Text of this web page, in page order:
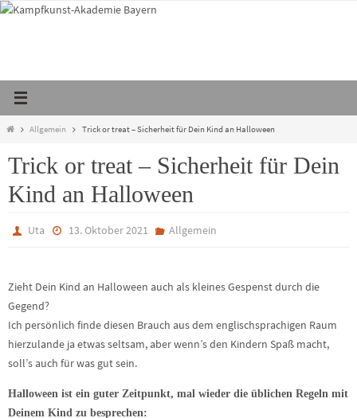
Zum
StartAllgemein Trick or treat – Sicherheit für Dein Kind an Halloween
Trick or treat – Sicherheit für Dein
Kind an Halloween
Uta 13. Oktober 2021 Allgemein
Zieht Dein Kind an Halloween auch als kleines Gespenst durch die
Gegend?
Ich persönlich finde diesen Brauch aus dem englischsprachigen Raum
hierzulande ja etwas seltsam, aber wenn’s den Kindern Spaß macht,
soll’s auch für was gut sein.
Halloween ist ein guter Zeitpunkt, mal wieder die üblichen Regeln mit
Deinem Kind zu besprechen: